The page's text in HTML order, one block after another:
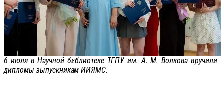
6 июля в Научной библиотеке ТГПУ им. А. М. Волкова вручили
дипломы выпускникам ИИЯМС.